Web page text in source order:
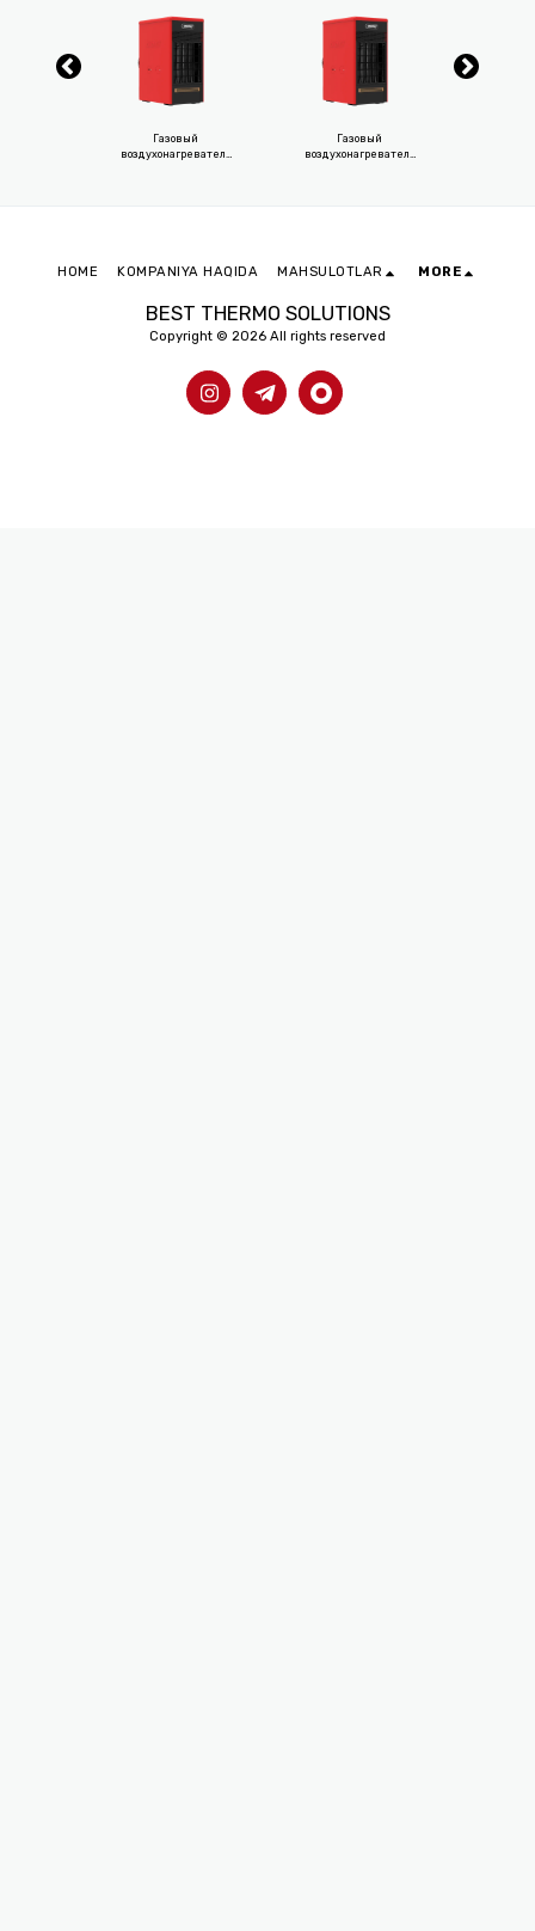
Газовый
воздухонагреватель
Газовый
воздухонагреватель
BEST THERMO SOLUTIONS
Copyright © 2026 All rights reserved
HOME KOMPANIYA HAQIDA MAHSULOTLAR MORE